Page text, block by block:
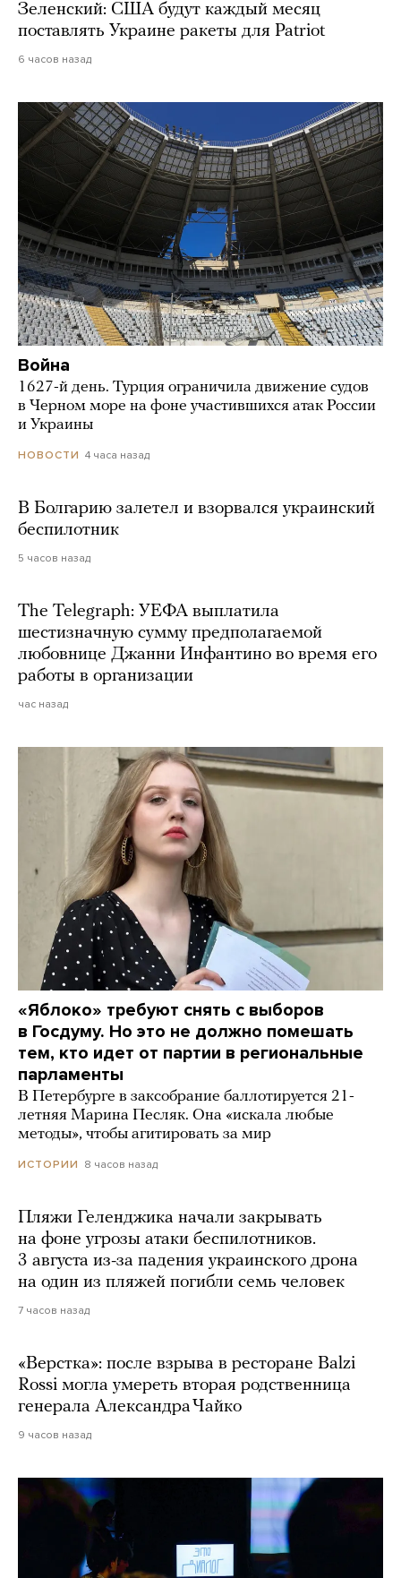
Зеленский: США будут каждый месяц
поставлять Украине ракеты для Patriot
6 часов назад
Война
1627-й день. Турция ограничила движение судов
в Черном море на фоне участившихся атак России
и Украины
НОВОСТИ 4 часа назад
В Болгарию залетел и взорвался украинский
беспилотник
5 часов назад
The Telegraph: УЕФА выплатила
шестизначную сумму предполагаемой
любовнице Джанни Инфантино во время его
работы в организации
час назад
«Яблоко» требуют снять с выборов
в Госдуму. Но это не должно помешать
тем, кто идет от партии в региональные
парламенты
В Петербурге в заксобрание баллотируется 21-
летняя Марина Песляк. Она «искала любые
методы», чтобы агитировать за мир
ИСТОРИИ 8 часов назад
Пляжи Геленджика начали закрывать
на фоне угрозы атаки беспилотников.
3 августа из-за падения украинского дрона
на один из пляжей погибли семь человек
7 часов назад
«Верстка»: после взрыва в ресторане Balzi
Rossi могла умереть вторая родственница
генерала Александра Чайко
9 часов назад